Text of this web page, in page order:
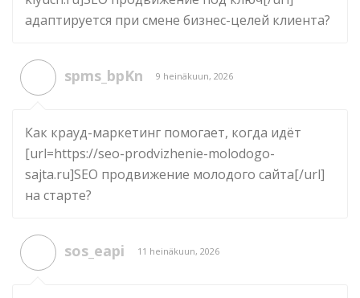
адаптируется при смене бизнес-целей клиента?
spms_bpKn 9 heinäkuun, 2026
Как крауд-маркетинг помогает, когда идёт
[url=https://seo-prodvizhenie-molodogo-
sajta.ru]SEO продвижение молодого сайта[/url]
на старте?
sos_eapi 11 heinäkuun, 2026